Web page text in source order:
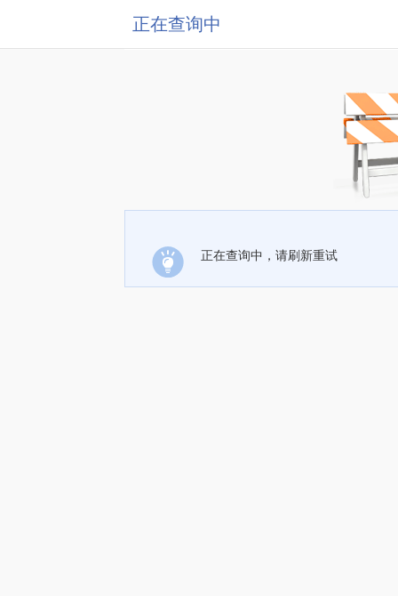
正在查询中
正在查询中，请刷新重试